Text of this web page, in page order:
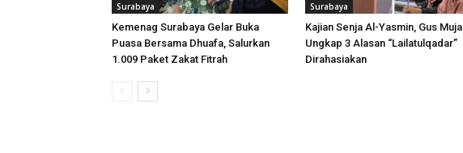
Surabaya
Kemenag Surabaya Gelar Buka
Puasa Bersama Dhuafa, Salurkan
1.009 Paket Zakat Fitrah
Surabaya
Kajian Senja Al-Yasmin, Gus
Ungkap 3 Alasan “Lailatulqadar”
Dirahasiakan